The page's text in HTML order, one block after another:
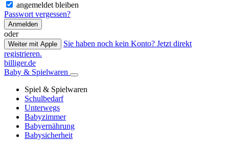
angemeldet bleiben
Passwort vergessen?
Anmelden
oder
Weiter mit Apple
Sie haben noch kein Konto? Jetzt direkt
registrieren.
billiger.de
Baby & Spielwaren
Spiel & Spielwaren
Schulbedarf
Unterwegs
Babyzimmer
Babyernährung
Babysicherheit